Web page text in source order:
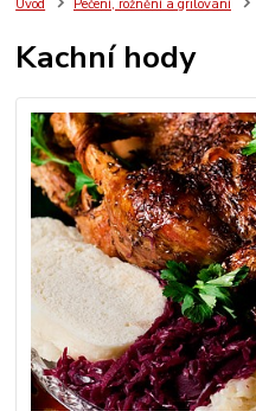
Úvod Pečení, rožnění a grilování
Kachní hody